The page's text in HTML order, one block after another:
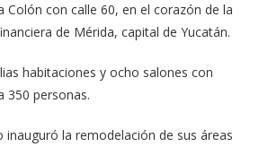
Colón con calle 60, en el corazón de la
de Mérida, capital de Yucatán.
habitaciones y ocho salones con
350 personas.
inauguró la remodelación de sus áreas